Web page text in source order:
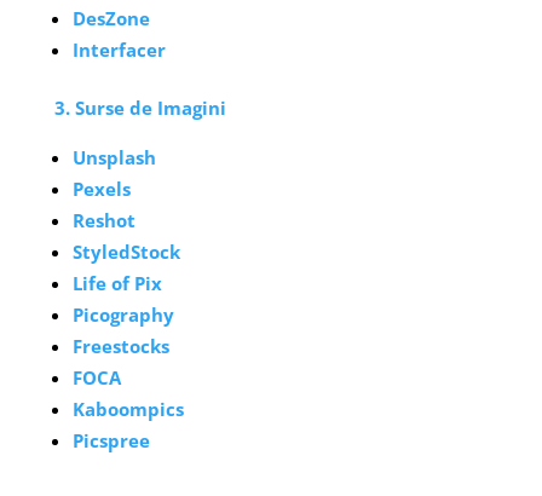
DesZone
Interfacer
3. Surse de Imagini
Unsplash
Pexels
Reshot
StyledStock
Life of Pix
Picography
Freestocks
FOCA
Kaboompics
Picspree